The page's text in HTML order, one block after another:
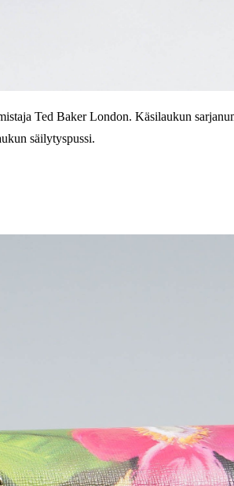
Ted Baker London. Käsilaukun
säilytyspussi.